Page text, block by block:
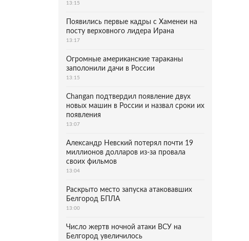
13:15
Появились первые кадры с Хаменеи на
посту верховного лидера Ирана
13:17
Огромные американские тараканы
заполонили дачи в России
13:15
Changan подтвердил появление двух
новых машин в России и назвал сроки их
появления
13:07
Александр Невский потерял почти 19
миллионов долларов из-за провала
своих фильмов
13:04
Раскрыто место запуска атаковавших
Белгород БПЛА
13:00
Число жертв ночной атаки ВСУ на
Белгород увеличилось